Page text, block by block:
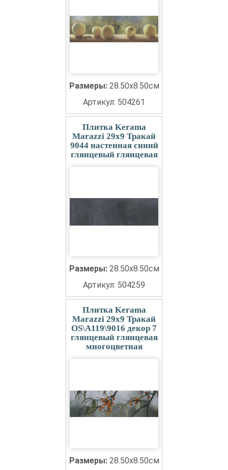
Размеры: 28.50x8.50см
Артикул: 504261
Плитка Kerama
Marazzi 29x9 Тракай
9044 настенная синий
глянцевый глянцевая
Размеры: 28.50x8.50см
Артикул: 504259
Плитка Kerama
Marazzi 29x9 Тракай
OS\A119\9016 декор 7
глянцевый глянцевая
многоцветная
Размеры: 28.50x8.50см